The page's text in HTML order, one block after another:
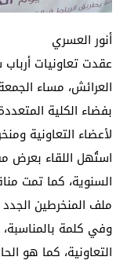
أنور العسري
عقدت تعاونيات أرباب
بفضاء الكلية
لأعضاء التعاونية
استُهل اللقاء بعرض
السنوية، كما تمت
ملف المنخرطين
وفي كلمة
التعاونية، كما هو